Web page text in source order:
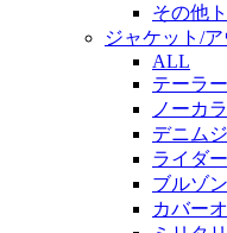
その他
ジャケット/
ALL
テーラ
ノーカ
デニム
ライダ
ブルゾン
カバー